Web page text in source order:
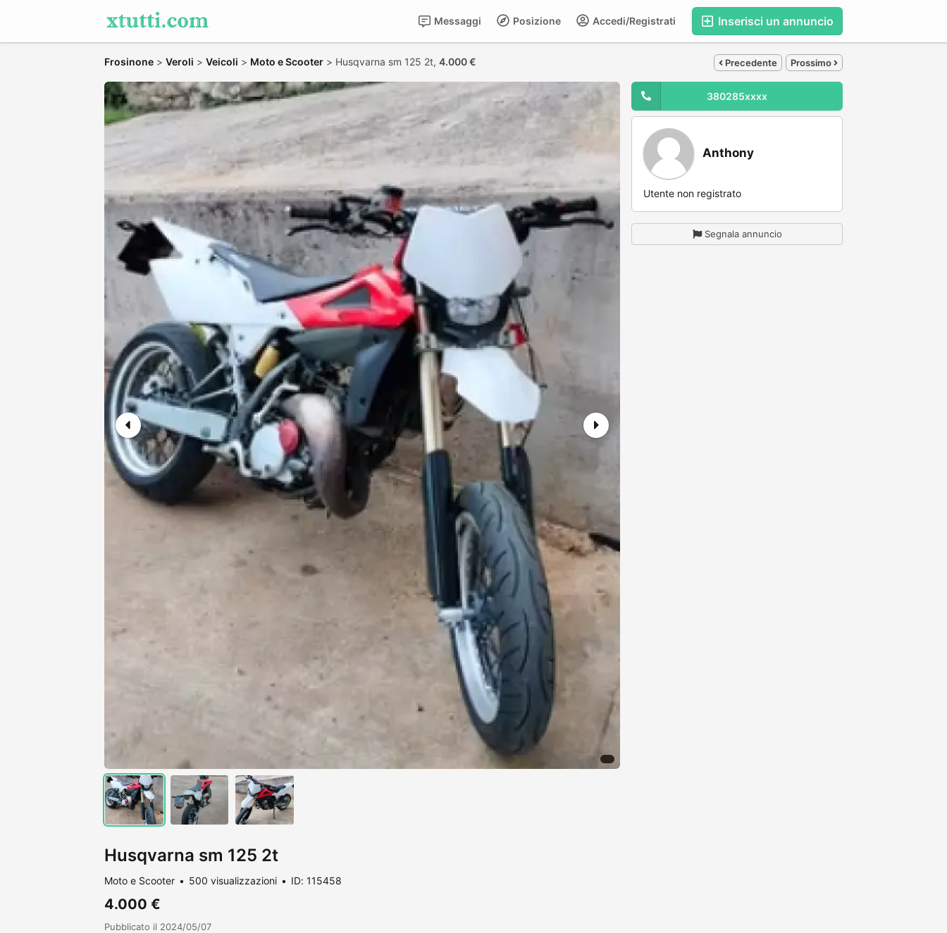
Inserisci un annuncio
Accedi/Registrati
Posizione
Messaggi
Frosinone > Veroli > Veicoli > Moto e Scooter > Husqvarna sm 125 2t, 4.000 € Precedente Prossimo
Husqvarna sm 125 2t
Moto e Scooter 500 visualizzazioni ID: 115458
4.000 €
Pubblicato il 2024/05/07
380285xxxx
Anthony
Utente non registrato
Segnala annuncio